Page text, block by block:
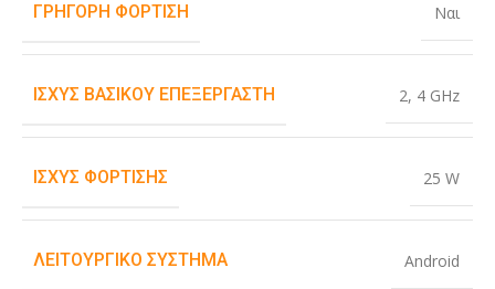
ΓΡΉΓΟΡΗ ΦΌΡΤΙΣΗ Ναι
ΙΣΧΎΣ ΒΑΣΙΚΟΎ ΕΠΕΞΕΡΓΑΣΤΉ 2, 4 GHz
ΙΣΧΎΣ ΦΌΡΤΙΣΗΣ 25 W
ΛΕΙΤΟΥΡΓΙΚΌ ΣΎΣΤΗΜΑ Android